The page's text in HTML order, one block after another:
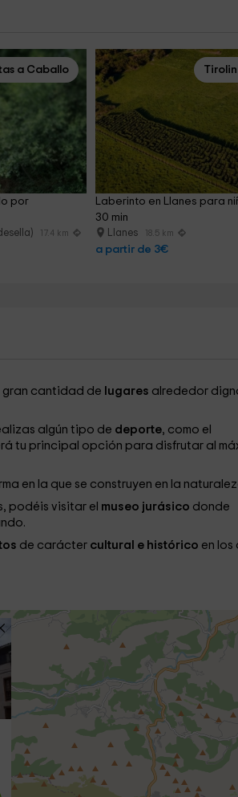
a Caballo
por
17.4 km
Laberinto en Llanes para
30 min
Llanes 18.5 km
a partir de 3€
gran cantidad de lugares alrededor
algún tipo de deporte, como el
tu principal opción para disfrutar al
en la que se construyen en la
podéis visitar el museo jurásico donde
de carácter cultural e histórico en los